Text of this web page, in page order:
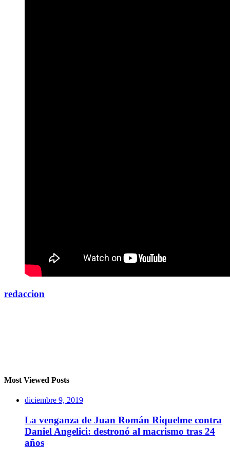
redaccion
Most Viewed Posts
diciembre 9, 2019
La venganza de Juan Román Riquelme contra
Daniel Angelici: destronó al macrismo tras 24
años